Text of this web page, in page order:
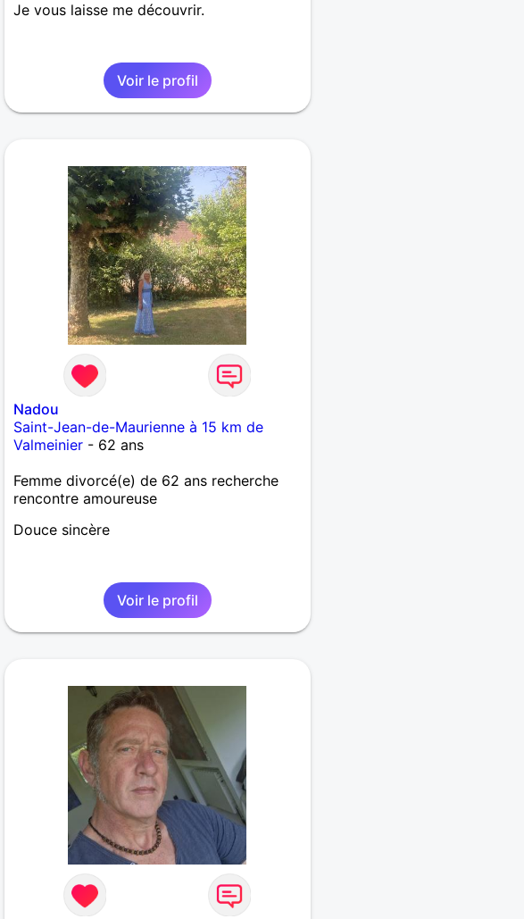
Je vous laisse me découvrir.
Voir le profil
Nadou
Saint-Jean-de-Maurienne à 15 km de
Valmeinier- 62 ans
Femme divorcé(e) de 62 ans recherche
rencontre amoureuse
Douce sincère
Voir le profil